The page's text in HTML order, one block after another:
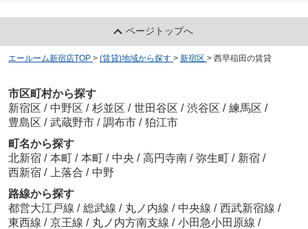
ページトップへ
エールーム新宿店TOP > (賃貸)地域から探す > 新宿区 > 西早稲田の賃貸
市区町村から探す
新宿区 / 中野区 / 杉並区 / 世田谷区 / 渋谷区 / 練馬区 /
豊島区 / 武蔵野市 / 調布市 / 狛江市
町名から探す
北新宿 / 本町 / 本町 / 中央 / 高円寺南 / 弥生町 / 新宿 /
西新宿 / 上落合 / 中野
路線から探す
都営大江戸線 / 総武線 / 丸ノ内線 / 中央線 / 西武新宿線 /
東西線 / 京王線 / 丸ノ内方南支線 / 小田急小田原線 /